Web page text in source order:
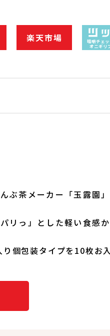
楽天市場
咀嚼チェ
オニギリ
ぶ茶メーカー「玉露園
リっ」とした軽い食感
個包装タイプを10枚お